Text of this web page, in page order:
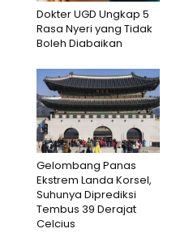
Dokter UGD Ungkap 5
Rasa Nyeri yang Tidak
Boleh Diabaikan
Gelombang Panas
Ekstrem Landa Korsel,
Suhunya Diprediksi
Tembus 39 Derajat
Celcius